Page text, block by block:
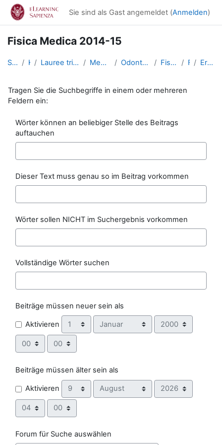
Zum Hauptinhalt
Sie sind als Gast angemeldet (Anmelden)
Fisica Medica 2014-15
Startseite Kurse Lauree triennali, magistrali, a ciclo unico Medicina e Odontoiatria Odontoiatria e Protesi Dentaria Fisica (Odontoiatria) Foren Erweiterte Suche
Tragen Sie die Suchbegriffe in einem oder mehreren
Feldern ein:
Wörter können an beliebiger Stelle des Beitrags
auftauchen
Dieser Text muss genau so im Beitrag vorkommen
Wörter sollen NICHT im Suchergebnis vorkommen
Vollständige Wörter suchen
Beiträge müssen neuer sein als
Aktivieren Tag Monat Jahr
Stunde Minute
Beiträge müssen älter sein als
Aktivieren Tag Monat Jahr
Stunde Minute
Forum für Suche auswählen